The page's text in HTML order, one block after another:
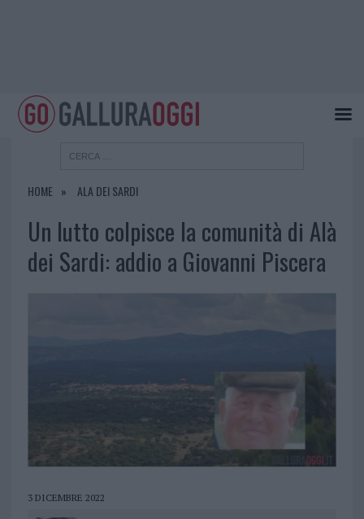
HOME ALA DEI SARDI
Un lutto colpisce la comunità di Alà
dei Sardi: addio a Giovanni Piscera
3 DICEMBRE 2022